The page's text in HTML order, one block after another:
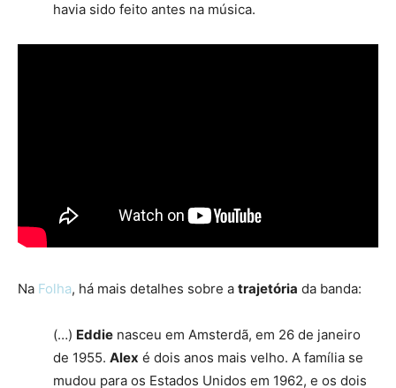
havia sido feito antes na música.
Na Folha, há mais detalhes sobre a trajetória da banda:
(…) Eddie nasceu em Amsterdã, em 26 de janeiro
de 1955. Alex é dois anos mais velho. A família se
mudou para os Estados Unidos em 1962, e os dois